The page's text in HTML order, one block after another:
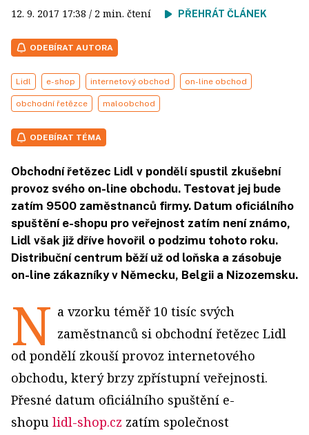
12. 9. 2017 17:38 / 2 min. čtení PŘEHRÁT ČLÁNEK
ODEBÍRAT AUTORA
Lidl e-shop internetový obchod on-line obchod
obchodní řetězce maloobchod
ODEBÍRAT TÉMA
Obchodní řetězec Lidl v pondělí spustil zkušební
provoz svého on-line obchodu. Testovat jej bude
zatím 9500 zaměstnanců firmy. Datum oficiálního
spuštění e-shopu pro veřejnost zatím není známo,
Lidl však již dříve hovořil o podzimu tohoto roku.
Distribuční centrum běží už od loňska a zásobuje
on-line zákazníky v Německu, Belgii a Nizozemsku.
N a vzorku téměř 10 tisíc svých
zaměstnanců si obchodní řetězec Lidl
od pondělí zkouší provoz internetového
obchodu, který brzy zpřístupní veřejnosti.
Přesné datum oficiálního spuštění e-
shopu lidl-shop.cz zatím společnost